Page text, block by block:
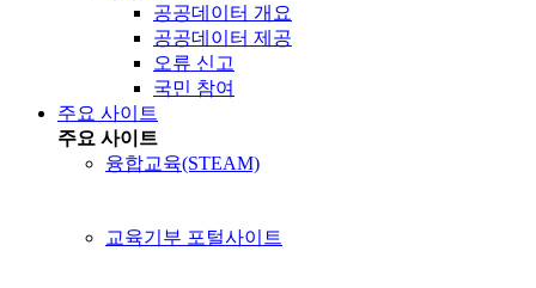
공공데이터 개요
공공데이터 제공
오류 신고
국민 참여
주요 사이트
주요 사이트
융합교육(STEAM)
교육기부 포털사이트